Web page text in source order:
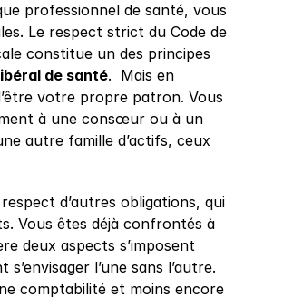
professionnel de santé, vous
Le respect strict du Code de
constitue un des principes
de santé.  Mais en
votre propre patron. Vous
à une consœur ou à un
autre famille d’actifs, ceux
d’autres obligations, qui
Vous êtes déjà confrontés à
deux aspects s’imposent
l’une sans l’autre.
comptabilité et moins encore